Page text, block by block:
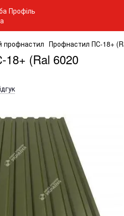
профнастил Профнастил ПС-18+
(Ral 6020